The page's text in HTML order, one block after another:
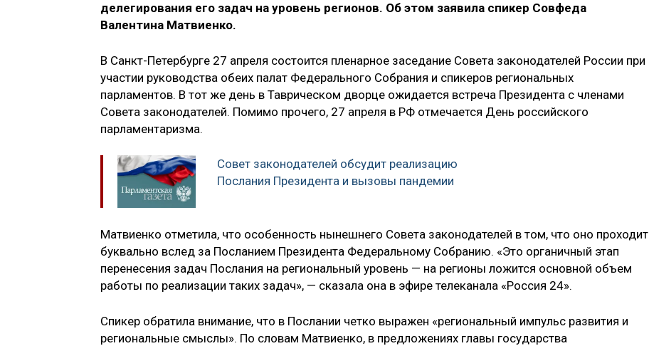
делегирования его задач на уровень регионов. Об этом заявила спикер Совфеда
Валентина Матвиенко.
В Санкт-Петербурге 27 апреля состоится пленарное заседание Совета законодателей России при
участии руководства обеих палат Федерального Собрания и спикеров региональных
парламентов. В тот же день в Таврическом дворце ожидается встреча Президента с членами
Совета законодателей. Помимо прочего, 27 апреля в РФ отмечается День российского
парламентаризма.
Совет законодателей обсудит реализацию
Послания Президента и вызовы пандемии
Матвиенко отметила, что особенность нынешнего Совета законодателей в том, что оно проходит
буквально вслед за Посланием Президента Федеральному Собранию. «Это органичный этап
перенесения задач Послания на региональный уровень — на регионы ложится основной объем
работы по реализации таких задач», — сказала она в эфире телеканала «Россия 24».
Спикер обратила внимание, что в Послании четко выражен «региональный импульс развития и
региональные смыслы». По словам Матвиенко, в предложениях главы государства